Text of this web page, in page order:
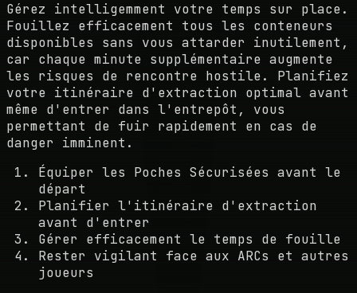
Gérez intelligemment votre temps sur place.
Fouillez efficacement tous les conteneurs
disponibles sans vous attarder inutilement,
car chaque minute supplémentaire augmente
les risques de rencontre hostile. Planifiez
votre itinéraire d'extraction optimal avant
même d'entrer dans l'entrepôt, vous
permettant de fuir rapidement en cas de
danger imminent.
Équiper les Poches Sécurisées avant le
départ
Planifier l'itinéraire d'extraction
avant d'entrer
Gérer efficacement le temps de fouille
Rester vigilant face aux ARCs et autres
joueurs